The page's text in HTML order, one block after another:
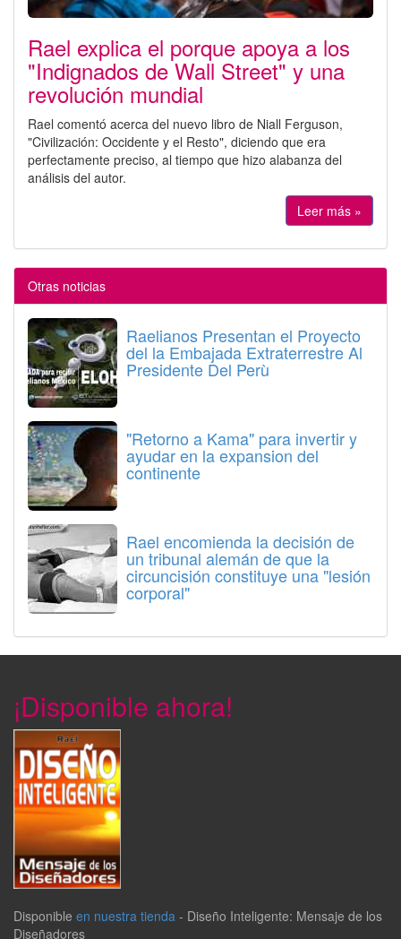
Rael explica el porque apoya a los
"Indignados de Wall Street" y una
revolución mundial
Rael comentó acerca del nuevo libro de Niall Ferguson,
"Civilización: Occidente y el Resto", diciendo que era
perfectamente preciso, al tiempo que hizo alabanza del
análisis del autor.
Leer más »
Otras noticias
Raelianos Presentan el Proyecto
del la Embajada Extraterrestre Al
Presidente Del Perù
"Retorno a Kama" para invertir y
ayudar en la expansion del
continente
Rael encomienda la decisión de
un tribunal alemán de que la
circuncisión constituye una "lesión
corporal"
¡Disponible ahora!
Disponible en nuestra tienda - Diseño Inteligente: Mensaje de los
Diseñadores